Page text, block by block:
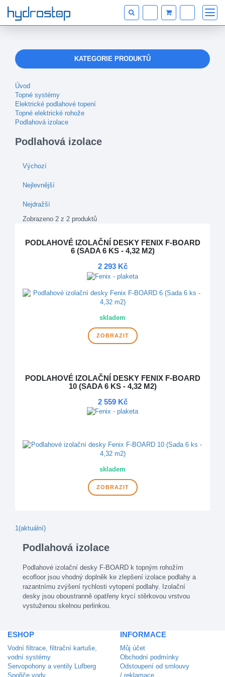
KATEGORIE PRODUKTŮ
Úvod
Topné systémy
Elektrické podlahové topení
Topné elektrické rohože
Podlahová izolace
Podlahová izolace
Výchozí
Nejlevnější
Nejdražší
Zobrazeno 2 z 2 produktů
PODLAHOVÉ IZOLAČNÍ DESKY FENIX F-BOARD
6 (SADA 6 KS - 4,32 M2)
2 293 Kč
skladem
ZOBRAZIT
PODLAHOVÉ IZOLAČNÍ DESKY FENIX F-BOARD
10 (SADA 6 KS - 4,32 M2)
2 559 Kč
skladem
ZOBRAZIT
1 (aktuální)
Podlahová izolace
Podlahové izolační desky F-BOARD k topným rohožím
ecofloor jsou vhodný doplněk ke zlepšení izolace podlahy a
razantnímu zvýšení rychlosti vytopení podlahy. Izolační
desky jsou oboustranně opatřeny krycí stěrkovou vrstvou
vystuženou skelnou perlinkou.
ESHOP
Vodní filtrace, filtrační kartuše,
vodní systémy
Servopohony a ventily Lufberg
Spořiče vody
INFORMACE
Můj účet
Obchodní podmínky
Odstoupení od smlouvy
/ reklamace